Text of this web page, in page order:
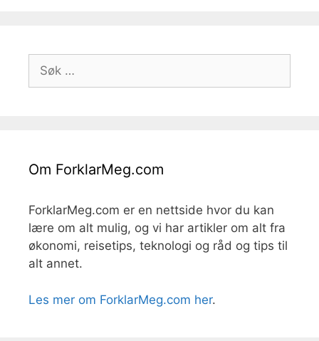
Søk
etter:
Om ForklarMeg.com
ForklarMeg.com er en nettside hvor du kan
lære om alt mulig, og vi har artikler om alt fra
økonomi, reisetips, teknologi og råd og tips til
alt annet.
Les mer om ForklarMeg.com her.